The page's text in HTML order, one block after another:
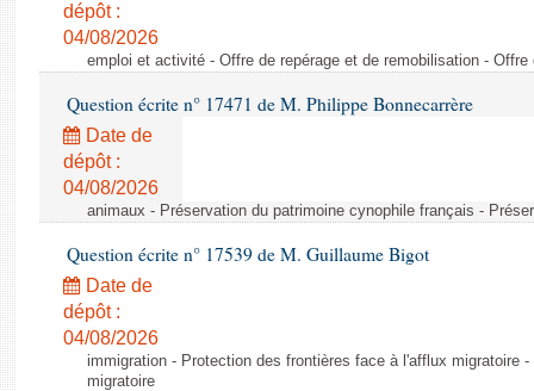
dépôt :
04/08/2026
emploi et activité - Offre de repérage et de remobilisation -
Question écrite n° 17471 de M. Philippe Bonnecarrère
Date de
dépôt :
04/08/2026
animaux - Préservation du patrimoine cynophile français -
Question écrite n° 17539 de M. Guillaume Bigot
Date de
dépôt :
04/08/2026
immigration - Protection des frontières face à l'afflux migratoire
migratoire